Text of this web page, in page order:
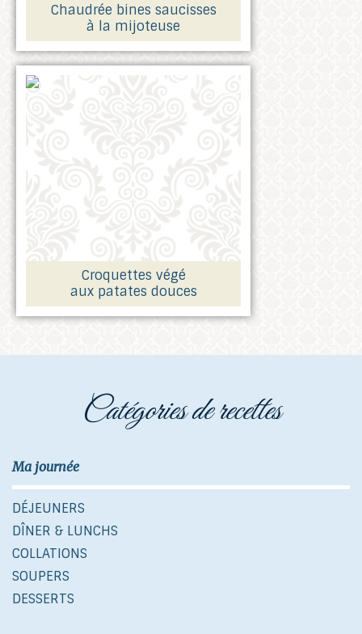
Chaudrée bines saucisses
à la mijoteuse
Croquettes végé
aux patates douces
catégories de recettes
Ma journée
DÉJEUNERS
DÎNER & LUNCHS
COLLATIONS
SOUPERS
DESSERTS